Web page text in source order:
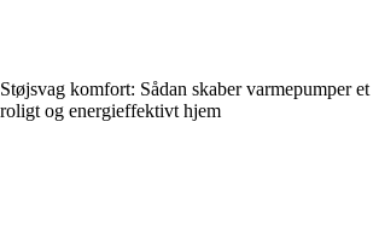
Støjsvag komfort: Sådan skaber varmepumper et
roligt og energieffektivt hjem